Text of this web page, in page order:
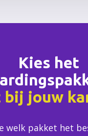
Kies het
bij jouw
welk pakket het